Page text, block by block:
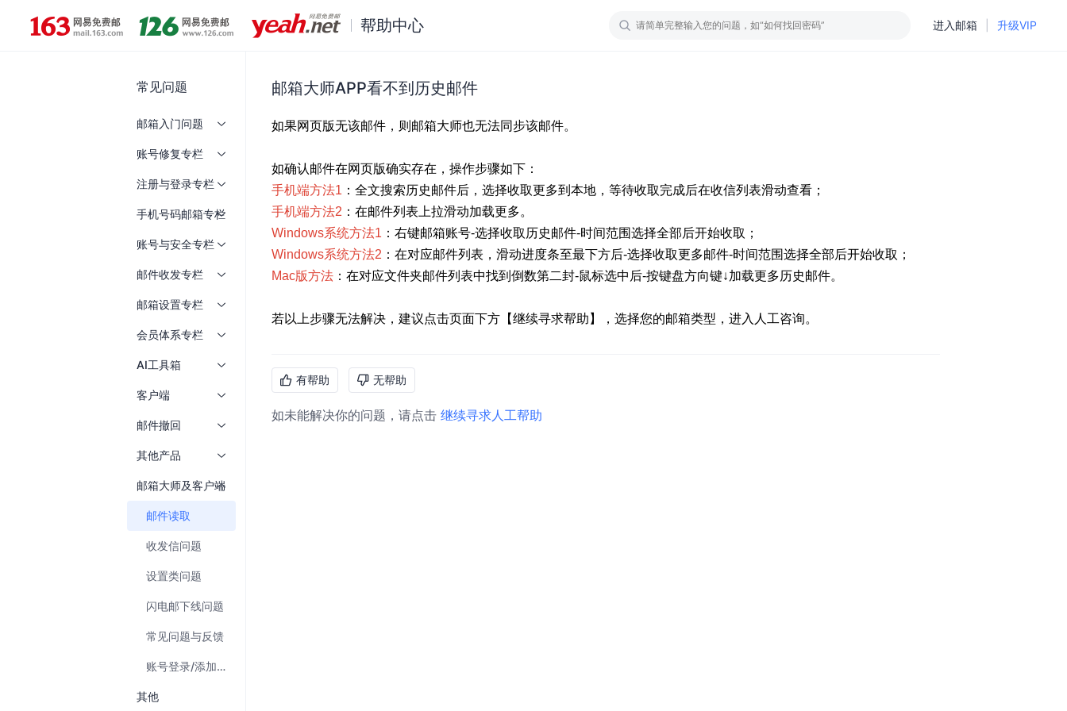
帮助中心 进入邮箱 升级VIP
常见问题
邮箱入门问题
账号修复专栏
注册与登录专栏
手机号码邮箱专栏
账号与安全专栏
邮件收发专栏
邮箱设置专栏
会员体系专栏
AI工具箱
客户端
邮件撤回
其他产品
邮箱大师及客户端
邮件读取
收发信问题
设置类问题
闪电邮下线问题
常见问题与反馈
账号登录/添加问题
其他
邮箱大师APP看不到历史邮件
有帮助 无帮助
如未能解决你的问题，请点击 继续寻求人工帮助